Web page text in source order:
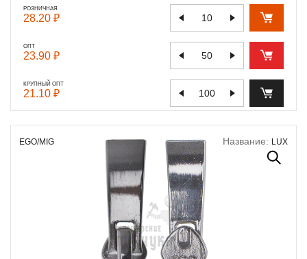
РОЗНИЧНАЯ
28.20 ₽
ОПТ
23.90 ₽
КРУПНЫЙ ОПТ
21.10 ₽
EGO/MIG Название: LUX